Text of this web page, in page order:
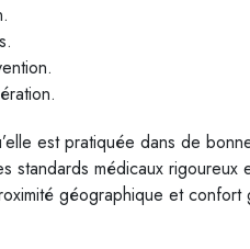
est pratiquée dans de
standards médicaux
géographique et